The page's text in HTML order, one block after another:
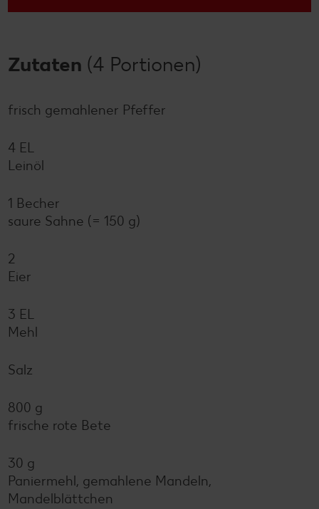
Zutaten (4 Portionen)
frisch gemahlener Pfeffer
4 EL
Leinöl
1 Becher
saure Sahne (= 150 g)
2
Eier
3 EL
Mehl
Salz
800 g
frische rote Bete
30 g
Paniermehl, gemahlene Mandeln,
Mandelblättchen